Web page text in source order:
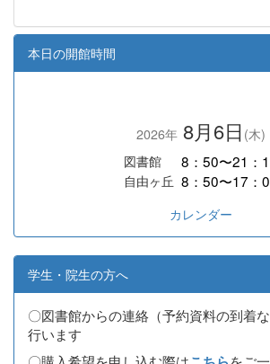
本日の開館時間
2026年 8月6日 (木)
図書館
8：50〜21：
自由ヶ丘 8：50〜17：
カレンダー
学生・院生の方へ
〇図書館からの連絡（予約資料の到着
行います